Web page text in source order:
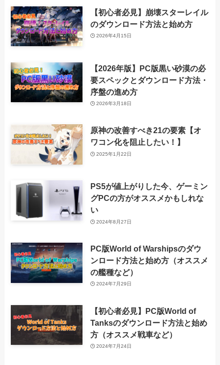
【初心者必見】崩壊スターレイル
のダウンロード方法と始め方
2026年4月15日
【2026年版】PC版黒い砂漠の必
要スペックとダウンロード方法・
序盤の進め方
2026年3月18日
原神の改善すべき21の要素【オ
ワコン化を阻止したい！】
2025年1月22日
PS5が値上がりした今、ゲーミン
グPCの方がオススメかもしれな
い
2024年8月27日
PC版World of Warshipsのダウ
ンロード方法と始め方（オススメ
の艦種など）
2024年7月29日
【初心者必見】PC版World of
Tanksのダウンロード方法と始め
方（オススメ戦車など）
2024年7月24日